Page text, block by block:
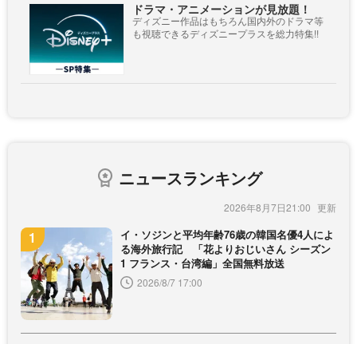
ドラマ・アニメーションが見放題！
ディズニー作品はもちろん国内外のドラマ等
も視聴できるディズニープラスを総力特集!!
ニュースランキング
2026年8月7日21:00
イ・ソジンと平均年齢76歳の韓国名優4人によ
る海外旅行記 「花よりおじいさん シーズン
1 フランス・台湾編」全国無料放送
2026/8/7 17:00